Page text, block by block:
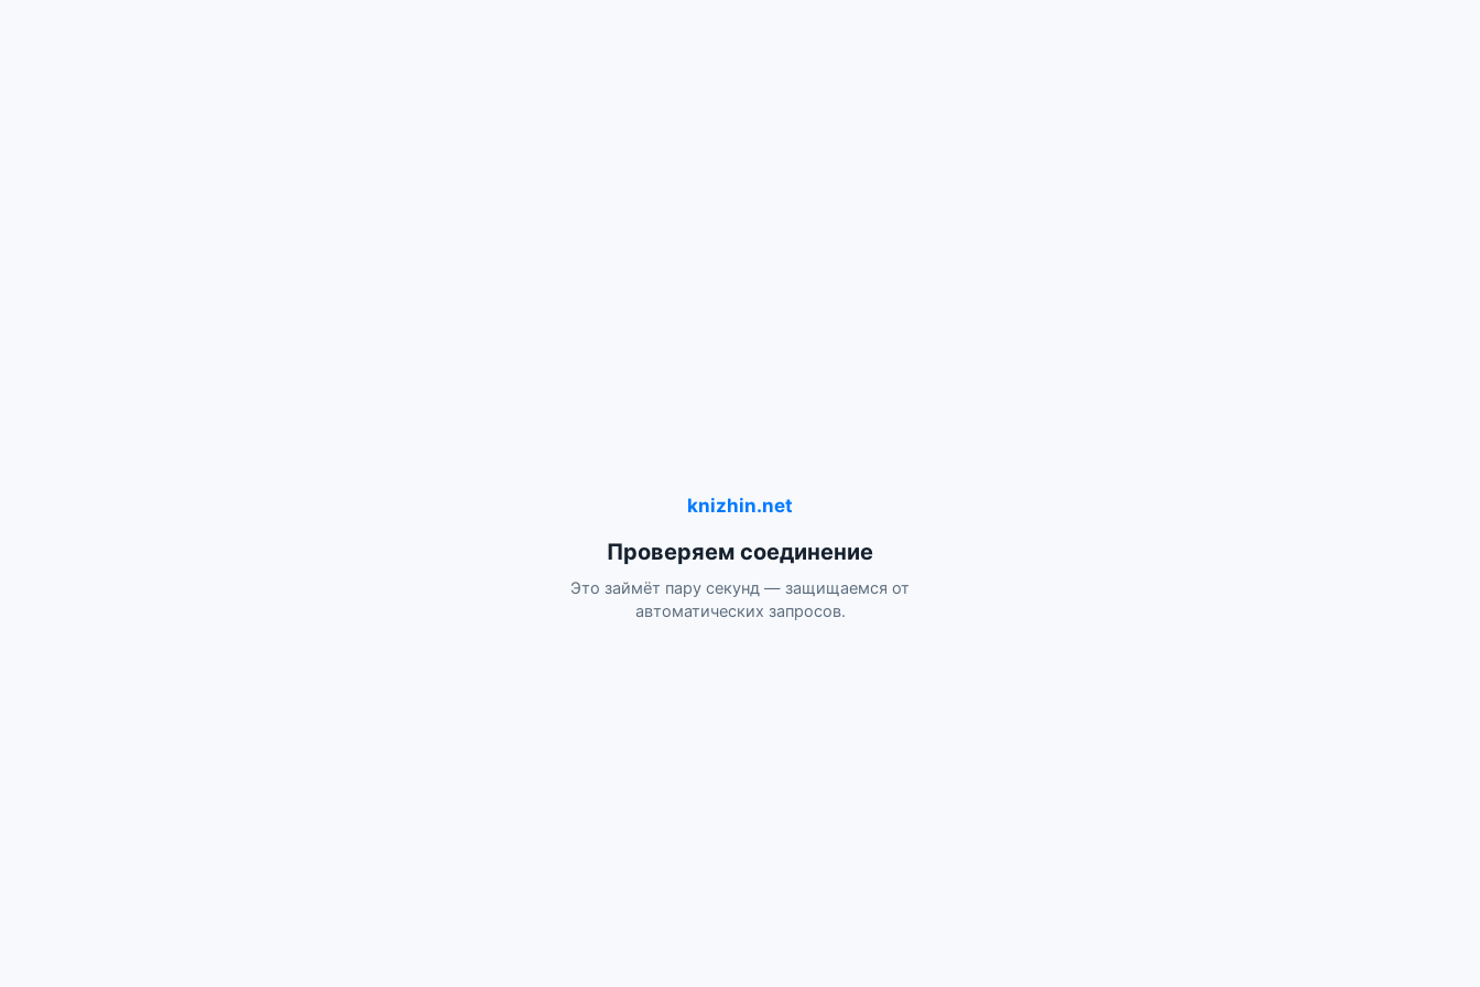
knizhin.net
Проверяем соединение
Это займёт пару секунд — защищаемся от
автоматических запросов.